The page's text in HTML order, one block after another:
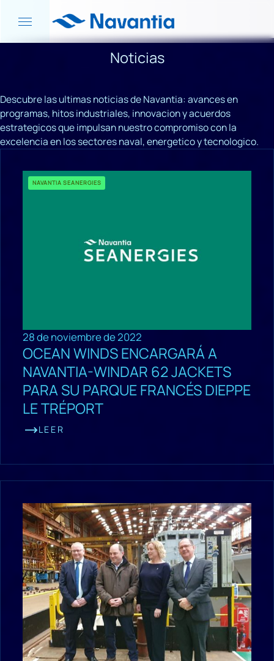
Noticias
Descubre las ultimas noticias de Navantia: avances en
programas, hitos industriales, innovacion y acuerdos
estrategicos que impulsan nuestro compromiso con la
excelencia en los sectores naval, energetico y tecnologico.
NAVANTIA SEANERGIES
28 de noviembre de 2022
OCEAN WINDS ENCARGARÁ A
NAVANTIA-WINDAR 62 JACKETS
PARA SU PARQUE FRANCÉS DIEPPE
LE TRÉPORT
LEER